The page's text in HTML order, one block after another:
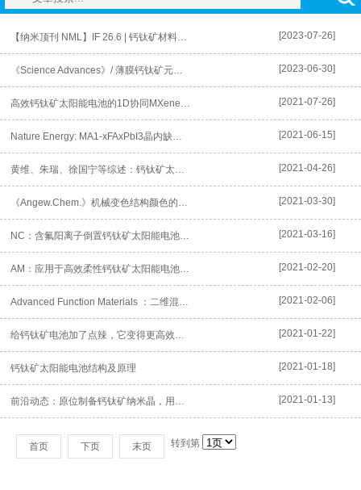
[2023-07-26]
【纳米顶刊 NML】IF 26.6 | 钙钛矿材料的应用进展
[2023-06-30]
《Science Advances》/ 薄膜钙钛矿元腔的手性电致发...
[2021-07-26]
高效钙钛矿太阳能电池的1D协同MXene纳米管混合物
[2021-06-15]
Nature Energy: MA1-xFAxPbI3晶内缺陷对太...
[2021-04-26]
黄维、朱瑞、徐国宁等综述：钙钛矿太阳能电池面向空间应用的研究进展
[2021-03-30]
《Angew.Chem.》机械变色结构颜色的钙钛矿纳米片水凝胶
[2021-03-16]
NC：含氟阳离子倒置钙钛矿太阳能电池，效率超 21％，高湿度稳定性
[2021-02-20]
AM：应用于高效柔性钙钛矿太阳能电池的低温沉积TiO2纳米柱
[2021-02-06]
Advanced Function Materials ：二维混合...
[2021-01-22]
给钙钛矿电池加了点辣，它变得更高效了 | Joule
[2021-01-18]
钙钛矿太阳能电池结构及原理
[2021-01-13]
前沿动态：原位制备钙钛矿纳米晶，用于深蓝色LED
首页 下页 末页 转到第